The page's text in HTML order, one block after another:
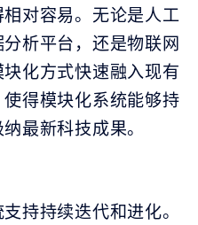
对容易。无论是人工
析平台，还是物联网
化方式快速融入现有
得模块化系统能够持
最新科技成果。
持持续迭代和进化。